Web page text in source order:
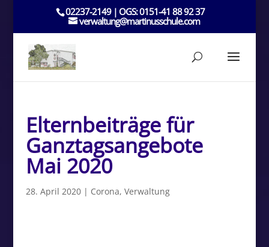
02237-2149 | OGS: 0151-41 88 92 37
verwaltung@martinusschule.com
Elternbeiträge für
Ganztagsangebote
Mai 2020
28. April 2020| Corona, Verwaltung